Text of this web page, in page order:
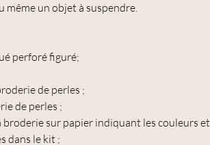
même un objet à suspendre.
perforé figuré;
de perles ;
de perles ;
sur papier indiquant les couleurs et
dans le kit ;